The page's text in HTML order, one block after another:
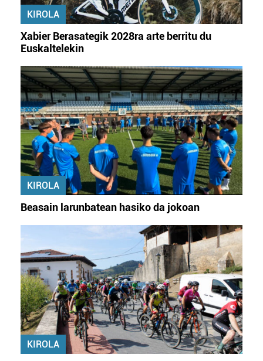
KIROLA
Xabier Berasategik 2028ra arte berritu du
Euskaltelekin
KIROLA
Beasain larunbatean hasiko da jokoan
KIROLA